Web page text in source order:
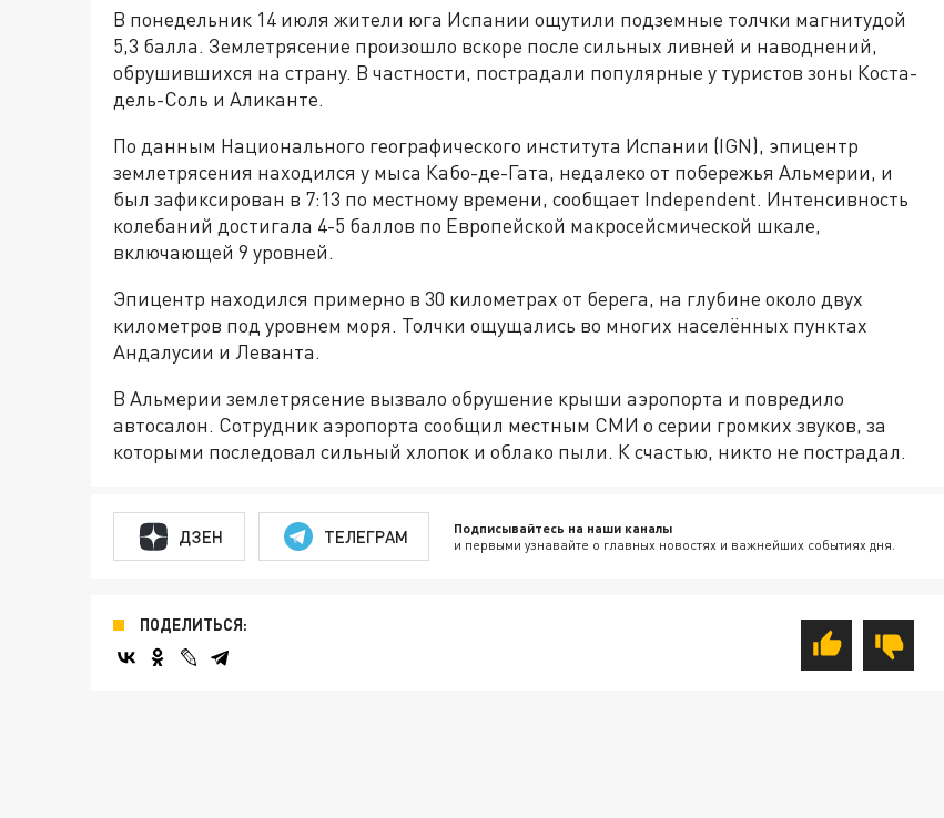
В понедельник 14 июля жители юга Испании ощутили подземные толчки магнитудой
5,3 балла. Землетрясение произошло вскоре после сильных ливней и наводнений,
обрушившихся на страну. В частности, пострадали популярные у туристов зоны Коста-
дель-Соль и Аликанте.
По данным Национального географического института Испании (IGN), эпицентр
землетрясения находился у мыса Кабо-де-Гата, недалеко от побережья Альмерии, и
был зафиксирован в 7:13 по местному времени, сообщает Independent. Интенсивность
колебаний достигала 4-5 баллов по Европейской макросейсмической шкале,
включающей 9 уровней.
Эпицентр находился примерно в 30 километрах от берега, на глубине около двух
километров под уровнем моря. Толчки ощущались во многих населённых пунктах
Андалусии и Леванта.
В Альмерии землетрясение вызвало обрушение крыши аэропорта и повредило
автосалон. Сотрудник аэропорта сообщил местным СМИ о серии громких звуков, за
которыми последовал сильный хлопок и облако пыли. К счастью, никто не пострадал.
ДЗЕН ТЕЛЕГРАМ Подписывайтесь на наши каналы
и первыми узнавайте о главных новостях и важнейших событиях дня.
ПОДЕЛИТЬСЯ: